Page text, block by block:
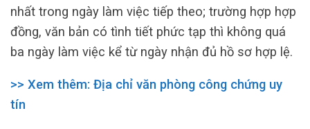
nhất trong ngày làm việc tiếp theo; trường hợp hợp
đồng, văn bản có tình tiết phức tạp thì không quá
ba ngày làm việc kể từ ngày nhận đủ hồ sơ hợp lệ.
>> Xem thêm: Địa chỉ văn phòng công chứng uy
tín